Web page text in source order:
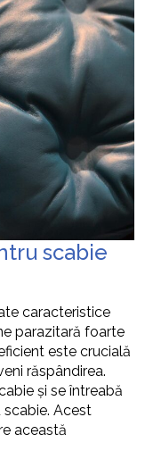
scabie
caracteristice
parazitară foarte
este crucială
răspândirea.
și se întreabă
Acest
această